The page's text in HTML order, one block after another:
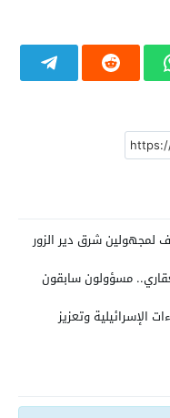
لمجهولين شرق دير الزور
العقاري.. مسؤولون سابقون
الإسرائيلية وتعزيز